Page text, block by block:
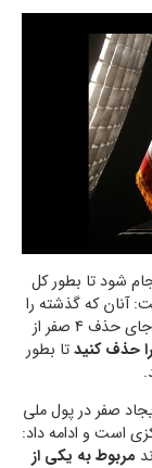
شود تا بطور کل
آنان که گذشته را
به خاطر نمی سپارند، مجبور به تکرار آن هستند، به جای حذف 4 صفر از
حذف کنیدتا بطور
صفر در پول ملی
است و ادامه داد:
مربوط به یکی از